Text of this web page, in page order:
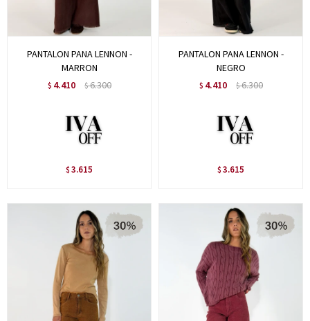
PANTALON PANA LENNON -
MARRON
$ 4.410 $6.300
$ 3.615
PANTALON PANA LENNON -
NEGRO
$ 4.410 $6.300
$ 3.615